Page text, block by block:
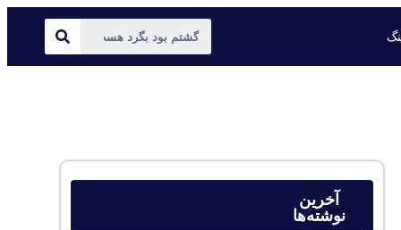
آخرین
نوشته‌ها